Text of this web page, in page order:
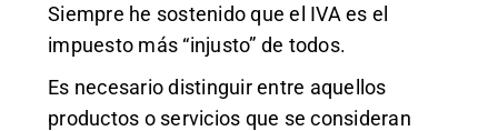
Siempre he sostenido que el IVA es el
impuesto más “injusto” de todos.
Es necesario distinguir entre aquellos
productos o servicios que se consideran